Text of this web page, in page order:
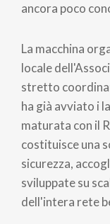
ancora poco
La macchina
locale
stretto
ha già avviato i
maturata con il
costituisce una
sicurezza,
sviluppate su
dell'intera rete